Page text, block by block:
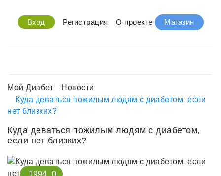
Вход Регистрация О проекте Магазин
Мой Диабет
Новости
Куда деваться пожилым людям с диабетом, если
нет близких?
Куда деваться пожилым людям с диабетом,
если нет близких?
1994 0